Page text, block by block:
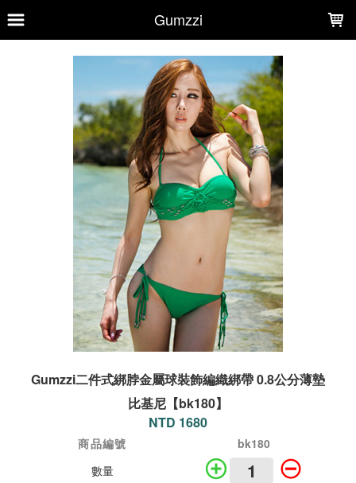
Gumzzi
Gumzzi二件式綁脖金屬球裝飾編織綁帶 0.8公分薄墊
比基尼【bk180】
NTD 1680
商品編號
bk180
數量